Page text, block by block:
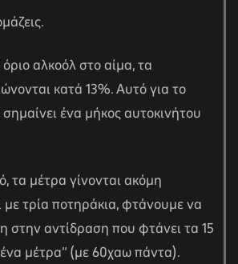
αλκοόλ στο αίμα, τα
κατά 13%. Αυτό για το
ένα μήκος αυτοκινήτου
τα μέτρα γίνονται ακόμη
με τρία ποτηράκια, φτάνουμε να
στην αντίδραση που φτάνει τα 15
μέτρα” (με 60χαω πάντα).